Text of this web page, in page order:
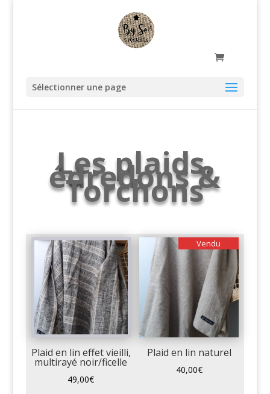
Sélectionner une page
Les plaids,
édredons &
Torchons
Plaid en lin effet vieilli,
multirayé noir/ficelle
49,00€
Vendu
Plaid en lin naturel
40,00€